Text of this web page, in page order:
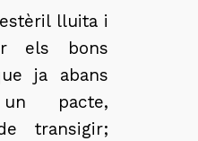
lluita i
els bons
ja abans
pacte,
transigir;